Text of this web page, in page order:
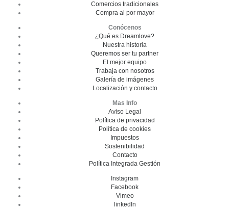
Comercios tradicionales
Compra al por mayor
Conócenos
¿Qué es Dreamlove?
Nuestra historia
Queremos ser tu partner
El mejor equipo
Trabaja con nosotros
Galería de imágenes
Localización y contacto
Mas Info
Aviso Legal
Política de privacidad
Política de cookies
Impuestos
Sostenibilidad
Contacto
Política Integrada Gestión
Instagram
Facebook
Vimeo
linkedIn